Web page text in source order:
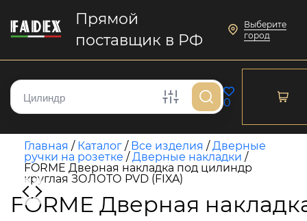
Прямой
поставщик в РФ
Выберите
город
0
Главная / Каталог / Все изделия /Дверные
ручки на розетке /Дверные накладки /
FORME Дверная накладка под цилиндр
круглая ЗОЛОТО PVD (FIXA)
FORME Дверная